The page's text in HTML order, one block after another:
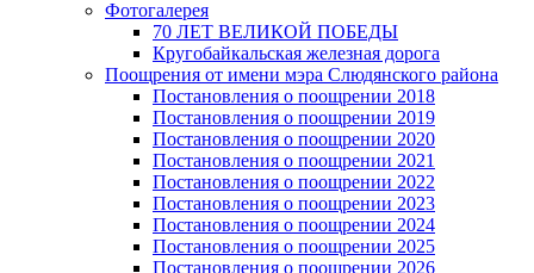
Фотогалерея
70 ЛЕТ ВЕЛИКОЙ ПОБЕДЫ
Кругобайкальская железная дорога
Поощрения от имени мэра Слюдянского района
Постановления о поощрении 2018
Постановления о поощрении 2019
Постановления о поощрении 2020
Постановления о поощрении 2021
Постановления о поощрении 2022
Постановления о поощрении 2023
Постановления о поощрении 2024
Постановления о поощрении 2025
Постановления о поощрении 2026